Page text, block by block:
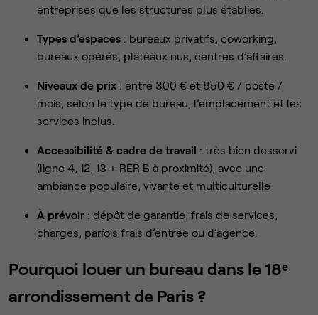
entreprises que les structures plus établies.
Types d’espaces : bureaux privatifs, coworking,
bureaux opérés, plateaux nus, centres d’affaires.
Niveaux de prix : entre 300 € et 850 € / poste /
mois, selon le type de bureau, l’emplacement et les
services inclus.
Accessibilité & cadre de travail : très bien desservi
(ligne 4, 12, 13 + RER B à proximité), avec une
ambiance populaire, vivante et multiculturelle
À prévoir : dépôt de garantie, frais de services,
charges, parfois frais d’entrée ou d’agence.
Pourquoi louer un bureau dans le 18ᵉ
arrondissement de Paris ?